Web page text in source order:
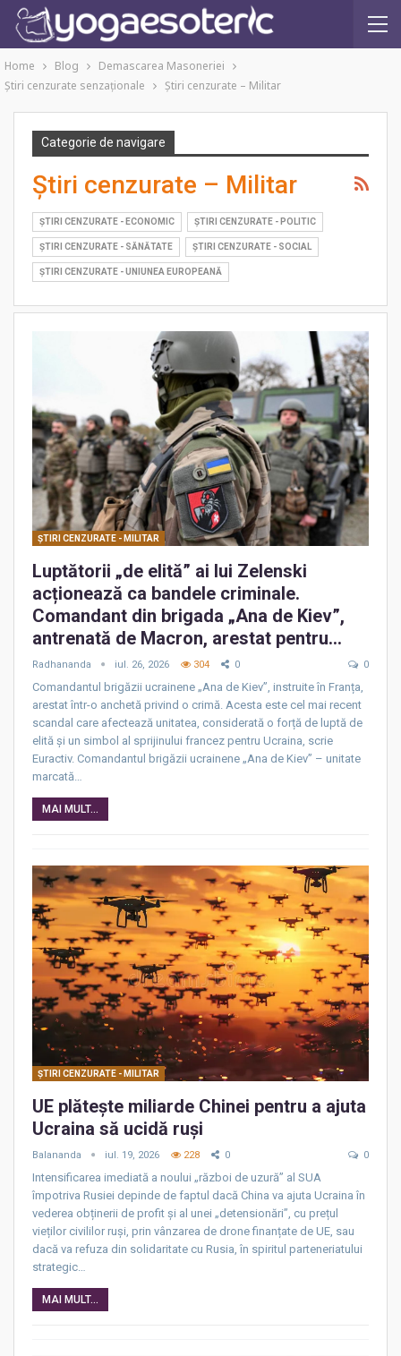
Home Blog
Demascarea Masoneriei
Ştiri cenzurate senzaţionale
Ştiri cenzurate – Militar
Categorie de navigare
Ştiri cenzurate – Militar
ŞTIRI CENZURATE - ECONOMIC ŞTIRI CENZURATE - POLITIC
ŞTIRI CENZURATE - SĂNĂTATE ŞTIRI CENZURATE - SOCIAL
ŞTIRI CENZURATE - UNIUNEA EUROPEANĂ
ŞTIRI CENZURATE - MILITAR
Luptătorii „de elită” ai lui Zelenski
acționează ca bandele criminale.
Comandant din brigada „Ana de Kiev”,
antrenată de Macron, arestat pentru…
Radhananda iul. 26, 2026 304 0 0
Comandantul brigăzii ucrainene „Ana de Kiev”, instruite în Franța,
arestat într-o anchetă privind o crimă. Acesta este cel mai recent
scandal care afectează unitatea, considerată o forță de luptă de
elită și un simbol al sprijinului francez pentru Ucraina, scrie
Euractiv. Comandantul brigăzii ucrainene „Ana de Kiev” – unitate
marcată…
MAI MULT...
ŞTIRI CENZURATE - MILITAR
UE plătește miliarde Chinei pentru a ajuta
Ucraina să ucidă ruși
Balananda iul. 19, 2026 228 0 0
Intensificarea imediată a noului „război de uzură” al SUA
împotriva Rusiei depinde de faptul dacă China va ajuta Ucraina în
vederea obținerii de profit și al unei „detensionări”, cu prețul
vieților civililor ruși, prin vânzarea de drone finanțate de UE, sau
dacă va refuza din solidaritate cu Rusia, în spiritul parteneriatului
strategic…
MAI MULT...